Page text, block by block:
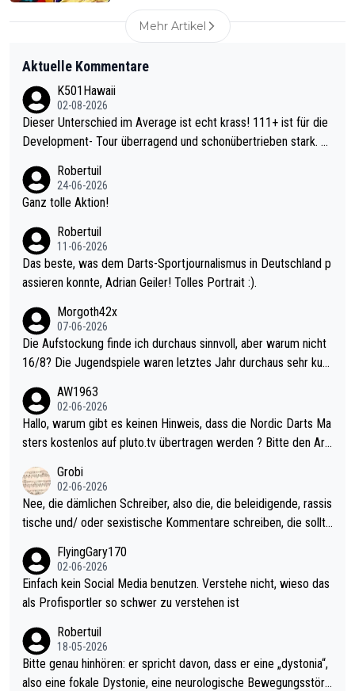
Mehr Artikel
Aktuelle Kommentare
K501Hawaii
02-08-2026
Dieser Unterschied im Average ist echt krass! 111+ ist für die
Development- Tour überragend und schonübertrieben stark. U
mal 40+ erst recht. Da gewinnst keinen Blumentopf - ist ja noc
h krasser wie ein Pokalspiel eines Kreisligisten vs einem Bund
Robertuil
24-06-2026
Ganz tolle Aktion!
Robertuil
11-06-2026
Das beste, was dem Darts-Sportjournalismus in Deutschland p
assieren konnte, Adrian Geiler! Tolles Portrait :).
Morgoth42x
07-06-2026
Die Aufstockung finde ich durchaus sinnvoll, aber warum nicht
16/8? Die Jugendspiele waren letztes Jahr durchaus sehr kurz
Allerdings ist Mitchell Lawrie als Nummer 1 der Welt eh qualifi
ziert. Somit ändert die automatische Qualifikation des Weltmei
sters erstmal nichts. Ich denke sie wollen damit für nächstes J
ohl wenig WDF Turniere spielen. Dies war bei Archie Self letzt
es Jahr der Fall. Er musste als amtierender Weltmeister durch
den Qualifier und ich glaube kaum, dass Mitchel sich das (in Ve
el hat.
AW1963
02-06-2026
Hallo, warum gibt es keinen Hinweis, dass die Nordic Darts Ma
sters kostenlos auf pluto.tv übertragen werden ? Bitte den Arti
Grobi
02-06-2026
Nee, die dämlichen Schreiber, also die, die beleidigende, rassis
tische und/ oder sexistische Kommentare schreiben, die sollte
s Leben in den Griff kriegen. Nur eins wundert mich: Luke Little
r war doch neulich erst derjenige, der über Social Media GvV p
rovoziert hat. Und Littlers Mutter schießt öfters mal gegen Ric
FlyingGary170
02-06-2026
Einfach kein Social Media benutzen. Verstehe nicht, wieso das
als Profisportler so schwer zu verstehen ist
Robertuil
18-05-2026
Bitte genau hinhören: er spricht davon, dass er eine „dystonia“,
also eine fokale Dystonie, eine neurologische Bewegungsstöru